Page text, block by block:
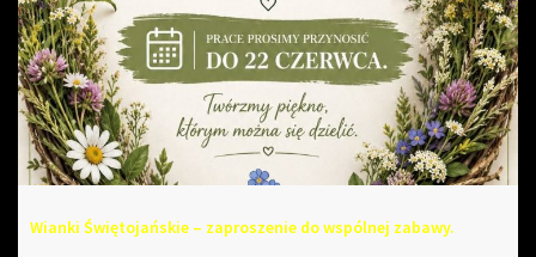
Wianki Świętojańskie – zaproszenie do wspólnej zabawy.